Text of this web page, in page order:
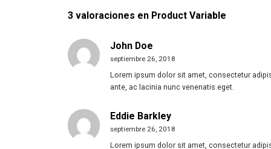
3 valoraciones en Product Variable
John Doe
septiembre 26, 2018
Lorem ipsum dolor sit amet, consectetur
ante, ac lacinia nunc venenatis eget.
Eddie Barkley
septiembre 26, 2018
Lorem ipsum dolor sit amet, consectetur